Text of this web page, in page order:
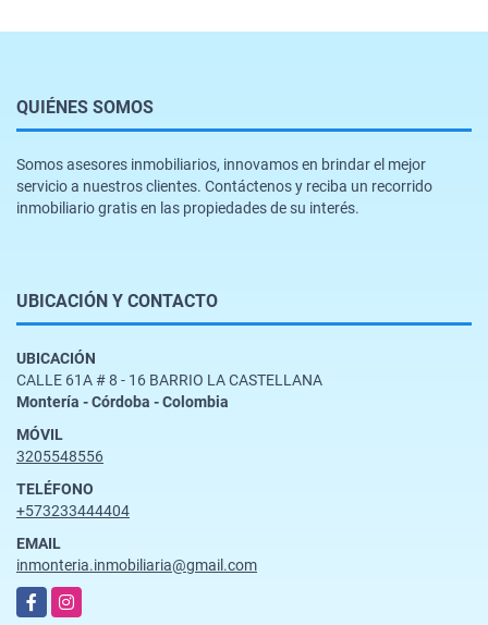
QUIÉNES SOMOS
Somos asesores inmobiliarios, innovamos en brindar el mejor
servicio a nuestros clientes. Contáctenos y reciba un recorrido
inmobiliario gratis en las propiedades de su interés.
UBICACIÓN Y CONTACTO
UBICACIÓN
CALLE 61A # 8 - 16 BARRIO LA CASTELLANA
Montería - Córdoba - Colombia
MÓVIL
3205548556
TELÉFONO
+573233444404
EMAIL
inmonteria.inmobiliaria@gmail.com
FacebookInstagram